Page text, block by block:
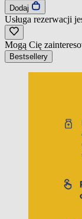
Dodaj
Usługa rezerwacji
Mogą Cię
Bestsellery